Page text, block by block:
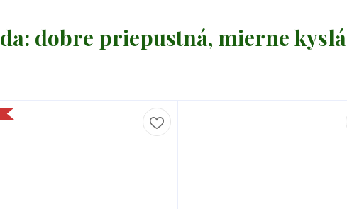
dobre priepustná, mierne kyslá